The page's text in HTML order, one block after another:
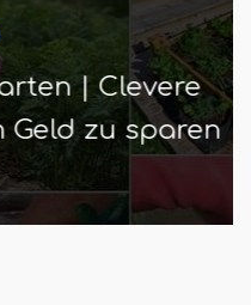
| Clevere
zu sparen